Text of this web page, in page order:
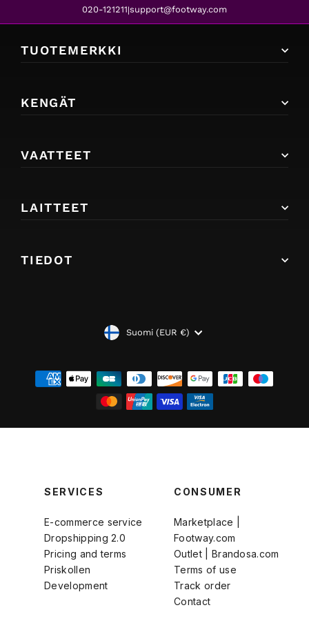
020-121211|support@footway.com
TUOTEMERKKI
KENGÄT
VAATTEET
LAITTEET
TIEDOT
VALUUTTA
Suomi (EUR €)
SERVICES
E-commerce service
Dropshipping 2.0
Pricing and terms
Priskollen
Development
CONSUMER
Marketplace |
Footway.com
Outlet | Brandosa.com
Terms of use
Track order
Contact